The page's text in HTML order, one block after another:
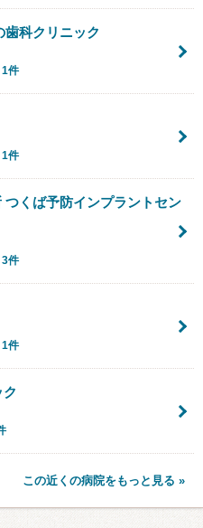
歯科クリニック
1件
1件
つくば予防インプラントセン
3件
1件
この近くの病院をもっと見る »